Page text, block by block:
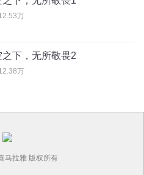
畅聊
万
下，无所敬畏2
万
马拉雅 版权所有